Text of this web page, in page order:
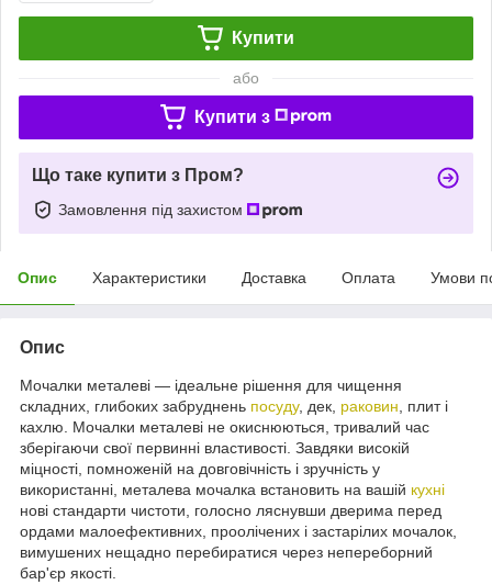
Купити
або
Купити з
Що таке купити з Пром?
Замовлення під захистом
Опис Характеристики Доставка Оплата Умови
Опис
Мочалки металеві — ідеальне рішення для чищення
складних, глибоких забруднень посуду, дек, раковин , плит і
кахлю. Мочалки металеві не окиснюються, тривалий час
зберігаючи свої первинні властивості. Завдяки високій
міцності, помноженій на довговічність і зручність у
використанні, металева мочалка встановить на вашій кухні
нові стандарти чистоти, голосно ляснувши дверима перед
ордами малоефективних, проолічених і застарілих мочалок,
вимушених нещадно перебиратися через непереборний
бар'єр якості.